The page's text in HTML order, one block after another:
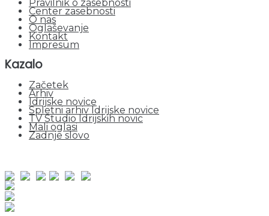
Pravilnik o zasebnosti
Center zasebnosti
O nas
Oglaševanje
Kontakt
Impresum
Kazalo
Začetek
Arhiv
Idrijske novice
Spletni arhiv Idrijske novice
TV Studio Idrijskih novic
Mali oglasi
Zadnje slovo